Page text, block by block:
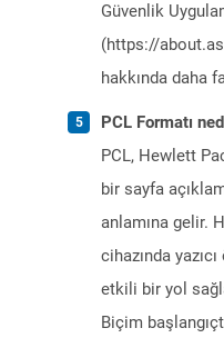
Güvenlik
(https://
hakkında daha
PCL Formatı
PCL, Hewlett
bir sayfa
anlamına gelir.
cihazında
etkili bir yol
Biçim